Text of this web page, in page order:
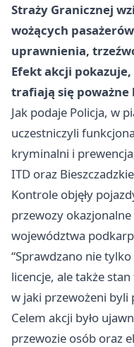
Straży Granicznej
wożących
uprawnienia,
Efekt akcji
trafiają się poważne
Jak podaje Policja, w
uczestniczyli
kryminalni i
ITD oraz
Kontrole objęły
przewozy
województwa
“Sprawdzano nie
licencje, ale także
w jaki przewożeni byli
Celem akcji było
przewozie osób oraz